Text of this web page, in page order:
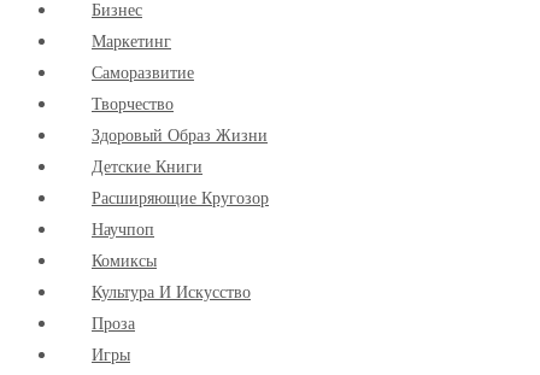
Бизнес
Маркетинг
Cаморазвитие
Творчество
Здоровый Образ Жизни
Детские Книги
Расширяющие Кругозор
Научпоп
Комиксы
Культура И Искусство
Проза
Игры